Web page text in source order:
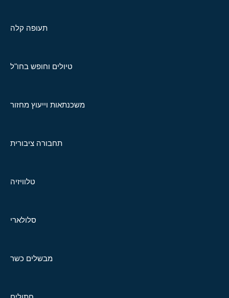
תעופה קלה
טיולים וחופש בחו"ל
משכנתאות וייעוץ מחזור
תחבורה ציבורית
טלוויזיה
סלולארי
מבשלים כשר